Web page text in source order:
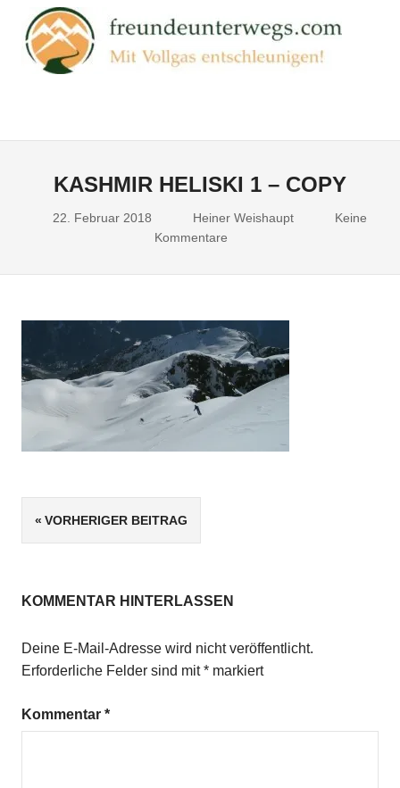
Inhalt
springen
KASHMIR HELISKI 1 – COPY
22. Februar 2018 Heiner Weishaupt
Keine
Kommentare
Beitragsnavigation
VORHERIGER BEITRAG
KOMMENTAR HINTERLASSEN
Deine E-Mail-Adresse wird nicht veröffentlicht.
Erforderliche Felder sind mit* markiert
Kommentar *